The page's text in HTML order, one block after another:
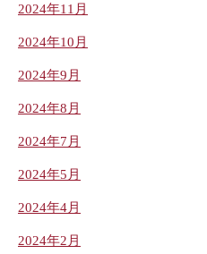
2024年11月
2024年10月
2024年9月
2024年8月
2024年7月
2024年5月
2024年4月
2024年2月